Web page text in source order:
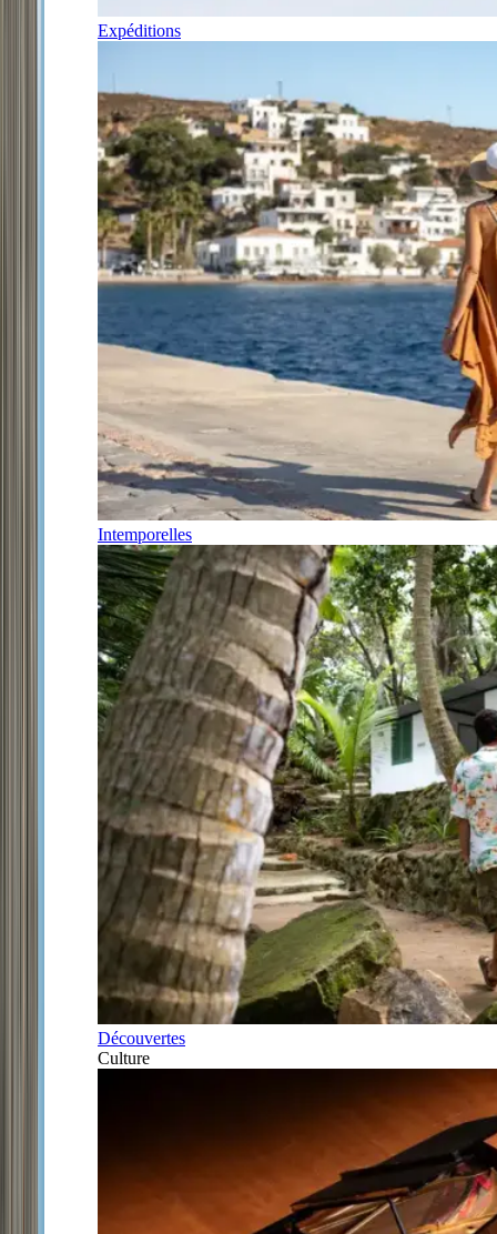
Expéditions
Intemporelles
Découvertes
Culture